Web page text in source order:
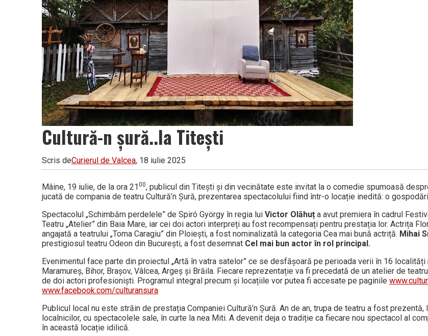
Cultură-n șură..la Titești
Scris deCurierul de Valcea, 18 iulie 2025
Mâine, 19 iulie, de la ora 2100, publicul din Titești și din vecinătate este invitat la o comedie spumoasă
jucată de compania de teatru Cultură’n Șură, prezentarea spectacolului fiind într-o locație inedită: o
Spectacolul „Schimbăm perdelele” de Spiró György în regia lui Victor Olăhuța avut premiera în cadrul
Teatru „Atelier” din Baia Mare, iar cei doi actori interpreți au fost recompensați pentru prestația lor. Actrița
angajată a teatrului „Toma Caragiu” din Ploiești, a fost nominalizată la categoria Cea mai bună actriță. Mihai
prestigiosul teatru Odeon din București, a fost desemnat Cel mai bun actor în rol principal.
Evenimentul face parte din proiectul „Artă în vatra satelor” ce se desfășoară pe perioada verii în 16 localități
Maramureș, Bihor, Brașov, Vâlcea, Argeș și Brăila. Fiecare reprezentație va fi precedată de un atelier de
de doi actori profesioniști. Programul integral precum și locațiile vor putea fi accesate pe paginile
www.facebook.com/culturansura
Publicul local nu este străin de prestația Companiei Cultură’n Șură. An de an, trupa de teatru a fost
localnicilor, cu spectacolele sale, în curte la nea Miti. A devenit deja o tradiție ca fiecare nou spectacol al
în această locație idilică.